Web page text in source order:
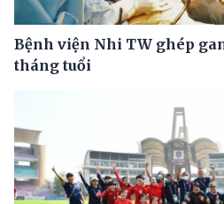
Bệnh viện Nhi TW ghép
tháng tuổi